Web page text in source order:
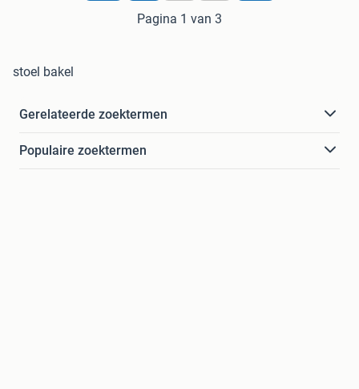
Pagina 1 van 3
stoel bakel
Gerelateerde zoektermen
Populaire zoektermen